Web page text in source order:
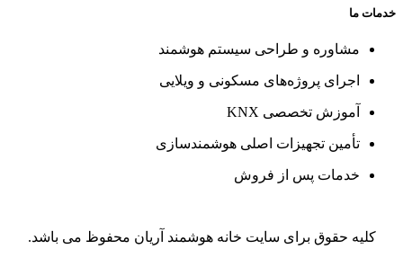
خدمات ما
مشاوره و طراحی سیستم هوشمند
اجرای پروژه‌های مسکونی و ویلایی
آموزش تخصصی KNX
تأمین تجهیزات اصلی هوشمندسازی
خدمات پس از فروش
کلیه حقوق برای سایت خانه هوشمند آریان محفوظ می باشد.